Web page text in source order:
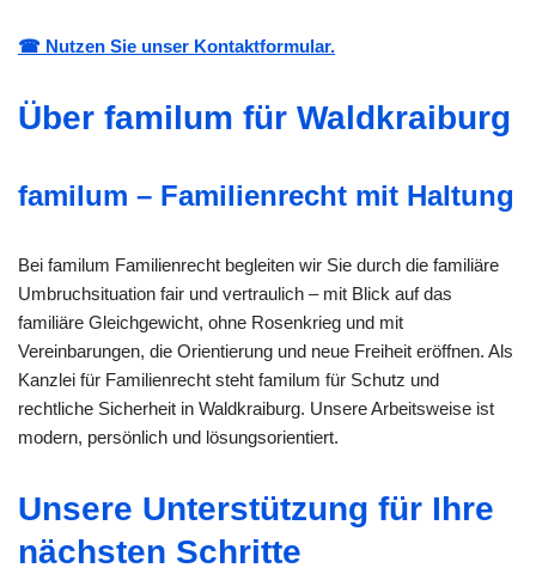
☎ Nutzen Sie unser Kontaktformular.
Über familum für Waldkraiburg
familum – Familienrecht mit Haltung
Bei familum Familienrecht begleiten wir Sie durch die familiäre
Umbruchsituation fair und vertraulich – mit Blick auf das
familiäre Gleichgewicht, ohne Rosenkrieg und mit
Vereinbarungen, die Orientierung und neue Freiheit eröffnen. Als
Kanzlei für Familienrecht steht familum für Schutz und
rechtliche Sicherheit in Waldkraiburg. Unsere Arbeitsweise ist
modern, persönlich und lösungsorientiert.
Unsere Unterstützung für Ihre
nächsten Schritte